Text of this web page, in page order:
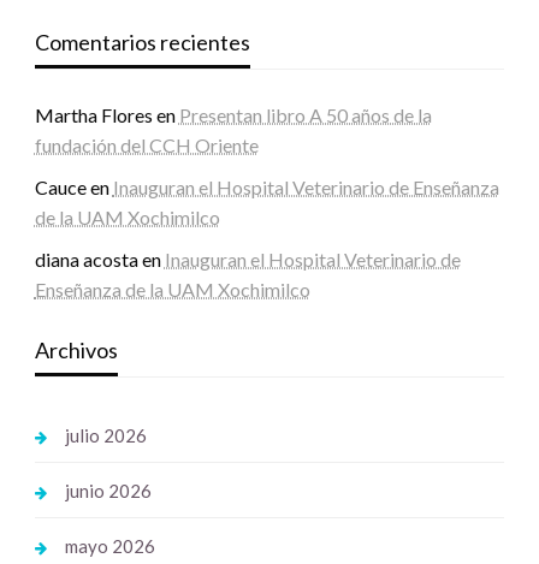
Comentarios recientes
Martha Flores en Presentan libro A 50 años de la
fundación del CCH Oriente
Cauceen Inauguran el Hospital Veterinario de Enseñanza
de la UAM Xochimilco
diana acostaen Inauguran el Hospital Veterinario de
Enseñanza de la UAM Xochimilco
Archivos
julio 2026
junio 2026
mayo 2026